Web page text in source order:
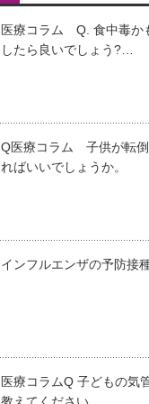
医療コラム Q. 食中毒か
したら良いでしょう?…
Q医療コラム 子供が転
ればいいでしょうか。
インフルエンザの予防接
医療コラムQ 子どもの気